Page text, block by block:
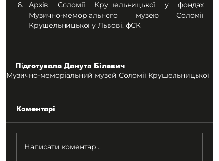
Архів Соломії Крушельницької у фондах
Музично-меморіального музею Соломії
Крушельницької у Львові. фСК
Підготувала Данута Білавич
Музично-меморіальний музей Соломії Крушельницької
Коментарі
Написати коментар...